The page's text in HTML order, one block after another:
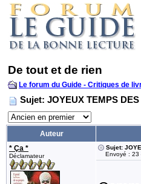
De tout et de rien
Le forum du Guide - Critiques de
Sujet: JOYEUX TEMPS
Auteur
* Ça *
Déclamateur
Sujet:
Envoyé : 23